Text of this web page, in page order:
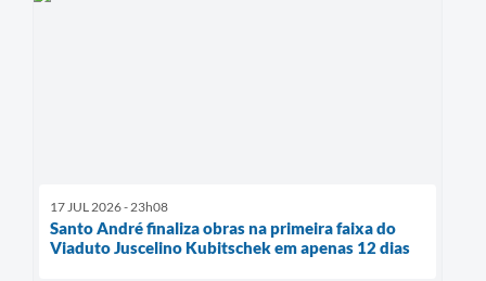
17 JUL 2026 - 23h08
Santo André finaliza obras na primeira faixa do
Viaduto Juscelino Kubitschek em apenas 12 dias